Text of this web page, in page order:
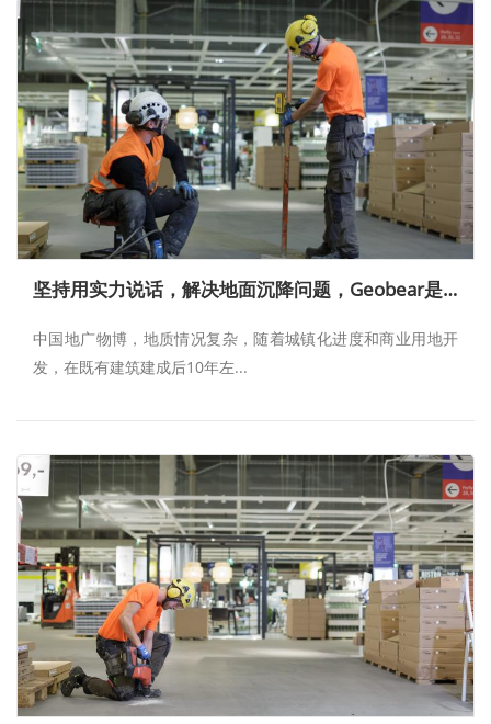
坚持用实力说话，解决地面沉降问题，Geobear是专业的
中国地广物博，地质情况复杂，随着城镇化进度和商业用地开
发，在既有建筑建成后10年左...